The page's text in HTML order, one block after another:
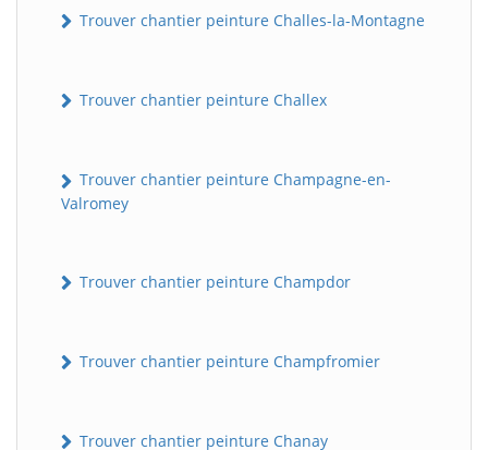
Trouver chantier peinture Challes-la-Montagne
Trouver chantier peinture Challex
Trouver chantier peinture Champagne-en-
Valromey
Trouver chantier peinture Champdor
Trouver chantier peinture Champfromier
Trouver chantier peinture Chanay